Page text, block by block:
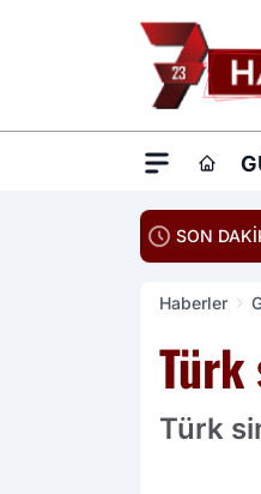
SON
Haberler
Türk
Türk